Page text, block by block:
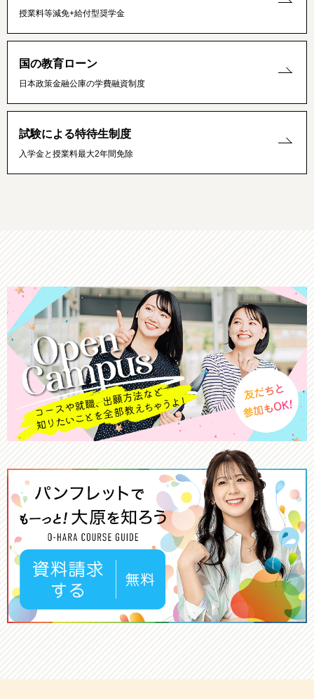
授業料等減免+給付型奨学金
国の教育ローン
日本政策金融公庫の学費融資制度
試験による特待生制度
入学金と授業料最大2年間免除